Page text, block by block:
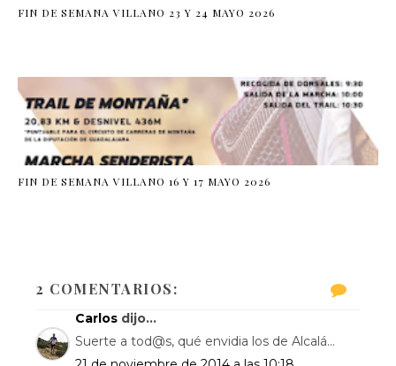
FIN DE SEMANA VILLANO 23 Y 24 MAYO 2026
FIN DE SEMANA VILLANO 16 Y 17 MAYO 2026
2 COMENTARIOS:
Carlos dijo...
Suerte a tod@s, qué envidia los de Alcalá...